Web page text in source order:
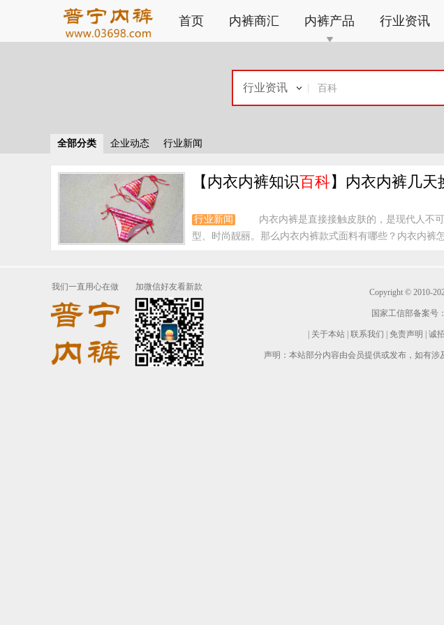
首页 内裤商汇 内裤产品 行业资讯
行业资讯
全部分类 企业动态 行业新闻
【内衣内裤知识百科】内衣内裤几
行业新闻
内衣内裤是直接接触皮肤的，是现代人不
型、时尚靓丽。那么内衣内裤款式面料有哪些？内衣内裤
Copyright © 2010-
国家工信部备案号：
关于本站 联系我们 免责声明 诚
声明：本站部分内容由会员提供或发布，如有涉
我们一直用心在做 加微信好友看新款